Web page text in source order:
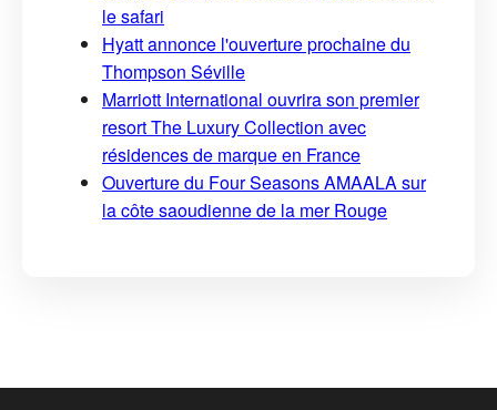
le safari
Hyatt annonce l'ouverture prochaine du
Thompson Séville
Marriott International ouvrira son premier
resort The Luxury Collection avec
résidences de marque en France
Ouverture du Four Seasons AMAALA sur
la côte saoudienne de la mer Rouge